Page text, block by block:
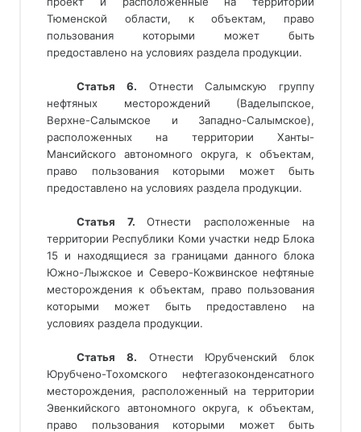
Тюменской области, к объектам, право
пользования которыми может быть
предоставлено на условиях раздела продукции.
Статья 6. Отнести Салымскую группу
нефтяных месторождений (Ваделыпское,
Верхне-Салымское и Западно-Салымское),
расположенных на территории Ханты-
Мансийского автономного округа, к объектам,
право пользования которыми может быть
предоставлено на условиях раздела продукции.
Статья 7. Отнести расположенные на
территории Республики Коми участки недр Блока
15 и находящиеся за границами данного блока
Южно-Лыжское и Северо-Кожвинское нефтяные
месторождения к объектам, право пользования
которыми может быть предоставлено на
условиях раздела продукции.
Статья 8. Отнести Юрубченский блок
Юрубчено-Тохомского нефтегазоконденсатного
месторождения, расположенный на территории
Эвенкийского автономного округа, к объектам,
право пользования которыми может быть